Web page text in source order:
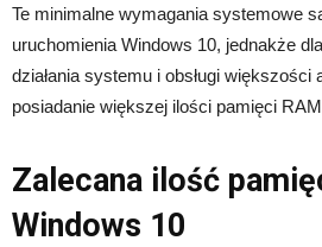
Te minimalne wymagania systemowe
uruchomienia Windows 10, jednakże
działania systemu i obsługi większości
posiadanie większej ilości pamięci
Zalecana ilość
Windows 10